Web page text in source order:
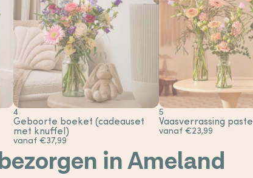
4
Geboorte boeket (cadeauset
met knuffel)
vanaf €37,99
5
Vaasverrassing pastel
vanaf €23,99
in Ameland